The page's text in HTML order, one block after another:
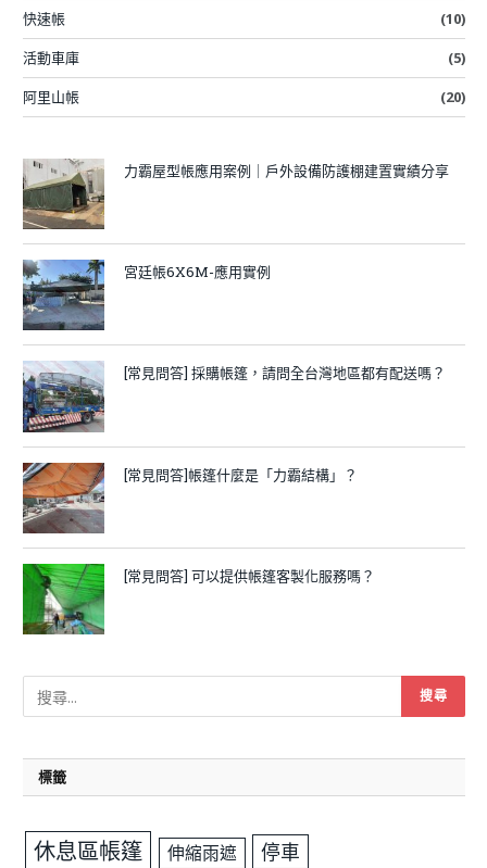
快速帳
(10)
活動車庫
(5)
阿里山帳
(20)
力霸屋型帳應用案例｜戶外設備防護棚建置實績分享
宮廷帳6X6M-應用實例
[常見問答] 採購帳篷，請問全台灣地區都有配送嗎？
[常見問答]帳篷什麼是「力霸結構」？
[常見問答] 可以提供帳篷客製化服務嗎？
標籤
休息區帳篷 伸縮雨遮 停車